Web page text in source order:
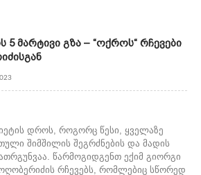
5 Მარტივი Გზა – “ოქროს“ Რჩევები
დროს, როგორც წესი, ყველაზე
შიმშილის შეგრძნების და მადის
წარმოგიდგენთ ექიმ გიორგი
რჩევებს, რომლებიც სწორედ